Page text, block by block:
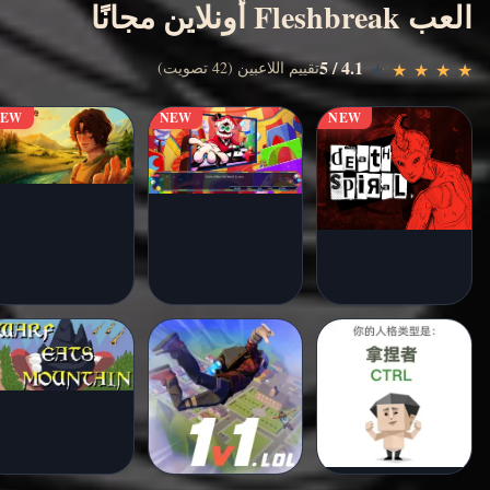
الآن
العب Fleshbreak أونلاين مجانًا
★
★
★
★
★
★
★
★
★
★
4.1 / 5 تقييم اللاعبين (42 تصويت)
NEW
NEW